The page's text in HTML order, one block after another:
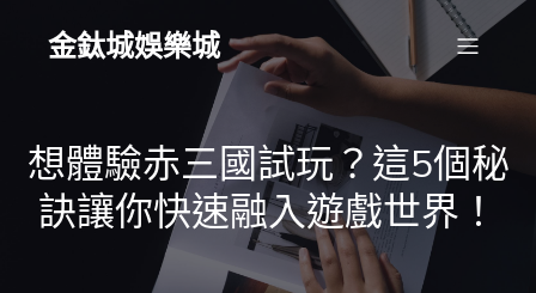
金鈦城娛樂城
想體驗赤三國試玩？這5個秘
訣讓你快速融入遊戲世界！